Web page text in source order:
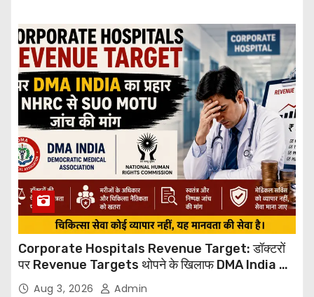
Corporate Hospitals Revenue Target: डॉक्टरों
पर Revenue Targets थोपने के खिलाफ DMA India का
बड़ा कदम, NHRC से Suo Motu जांच की मांग
Aug 3, 2026 Admin